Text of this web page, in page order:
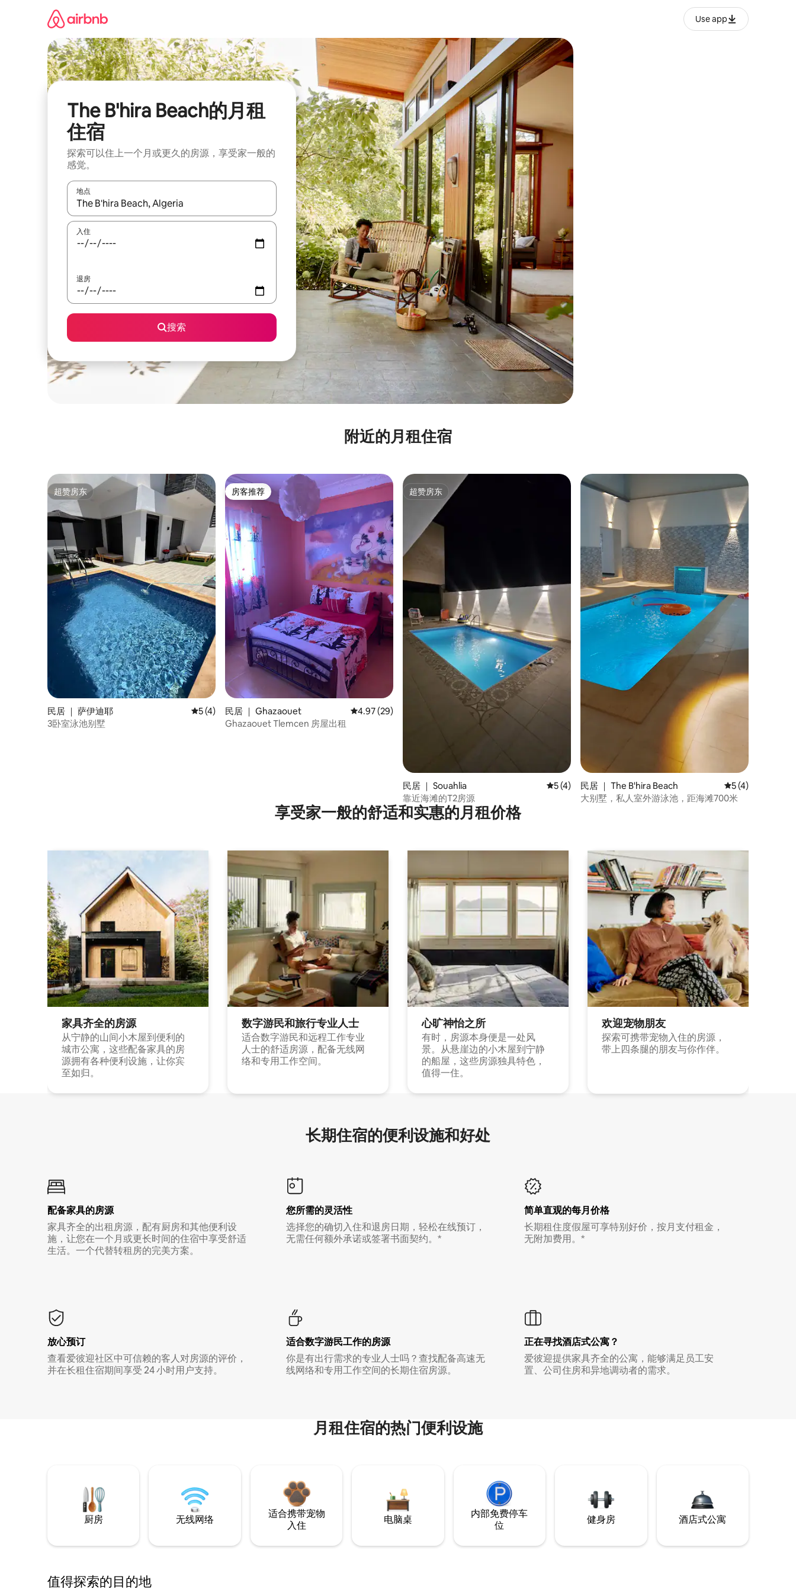
Use app
The B'hira Beach的月租
住宿
探索可以住上一个月或更久的房源，享受家一般的
感觉。
地点
如有搜索结果，请使用上下方向键查看，或通过点击或滑动手势浏览。
入住
退房
搜索
附近的月租住宿
超赞房东
超赞房东
民居 ｜ 萨伊迪耶 平均评分 5 分（满分 5 分），共 4 条评价
5 (4)
3卧室泳池别墅
房客推荐
房客推荐
民居 ｜ Ghazaouet 平均评分 4.97 分（满分 5 分），共 29 条评价
4.97 (29)
Ghazaouet Tlemcen 房屋出租
超赞房东
超赞房东
民居 ｜ Souahlia 平均评分 5 分（满分 5 分），共 4 条评价
5 (4)
靠近海滩的T2房源
民居 ｜ The B'hira Beach 平均评分 5 分（
5 (4)
大别墅，私人室外游泳池，距海滩700米
享受家一般的舒适和实惠的月租价格
家具齐全的房源
从宁静的山间小木屋到便利的
城市公寓，这些配备家具的房
源拥有各种便利设施，让你宾
至如归。
数字游民和旅行专业人士
适合数字游民和远程工作专业
人士的舒适房源，配备无线网
络和专用工作空间。
心旷神怡之所
有时，房源本身便是一处风
景。从悬崖边的小木屋到宁静
的船屋，这些房源独具特色，
值得一住。
欢迎宠物朋友
探索可携带宠物入住的房源，
带上四条腿的朋友与你作伴。
长期住宿的便利设施和好处
配备家具的房源
家具齐全的出租房源，配有厨房和其他便利设
施，让您在一个月或更长时间的住宿中享受舒适
生活。一个代替转租房的完美方案。
您所需的灵活性
选择您的确切入住和退房日期，轻松在线预订，
无需任何额外承诺或签署书面契约。*
简单直观的每月价格
长期租住度假屋可享特别好价，按月支付租金，
无附加费用。*
放心预订
查看爱彼迎社区中可信赖的客人对房源的评价，
并在长租住宿期间享受 24 小时用户支持。
适合数字游民工作的房源
你是有出行需求的专业人士吗？查找配备高速无
线网络和专用工作空间的长期住宿房源。
正在寻找酒店式公寓？
爱彼迎提供家具齐全的公寓，能够满足员工安
置、公司住房和异地调动者的需求。
月租住宿的热门便利设施
厨房 无线网络
适合携带宠物
入住
电脑桌
内部免费停车
位
健身房 酒店式公寓
值得探索的目的地